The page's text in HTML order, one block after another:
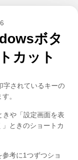
ボタ
カット
字されているキーの
。
や「設定画面を表
ときのショートカ
考に1つずつショ